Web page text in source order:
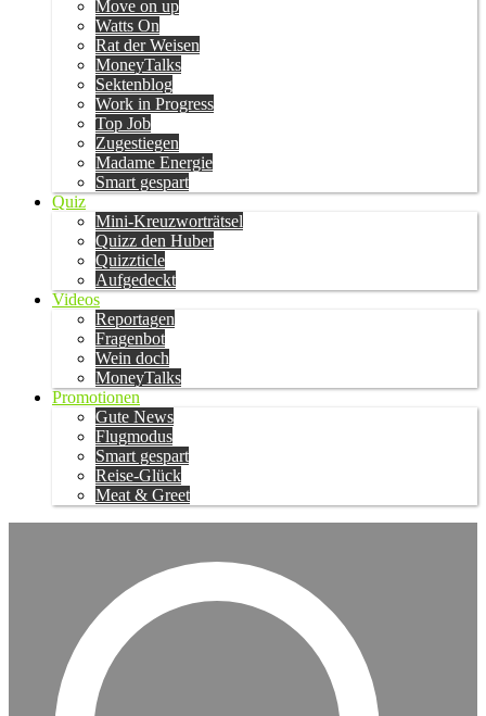
Move on up
Watts On
Rat der Weisen
MoneyTalks
Sektenblog
Work in Progress
Top Job
Zugestiegen
Madame Energie
Smart gespart
Quiz
Mini-Kreuzworträtsel
Quizz den Huber
Quizzticle
Aufgedeckt
Videos
Reportagen
Fragenbot
Wein doch
MoneyTalks
Promotionen
Gute News
Flugmodus
Smart gespart
Reise-Glück
Meat & Greet